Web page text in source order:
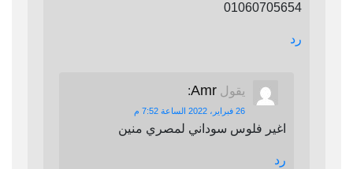
01060705654
رد
يقول Amr
:
26 فبراير، 2022 الساعة 7:52 م
اغير فلوس سوداني لمصري منين
رد